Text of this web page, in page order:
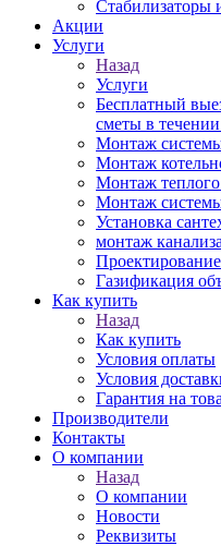
Стабилизаторы
Акции
Услуги
Назад
Услуги
Бесплатный
сметы в
Монтаж
Монтаж
Монтаж
Монтаж
Установка
монтаж
Газификация
Как купить
Назад
Как купить
Условия оплаты
Условия
Гарантия на
Производители
Контакты
О компании
Назад
О компании
Новости
Реквизиты